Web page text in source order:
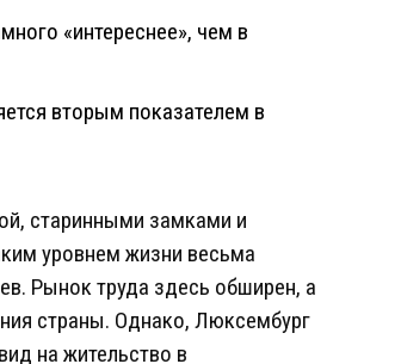
«интереснее», чем в
вторым показателем в
старинными замками и
уровнем жизни весьма
Рынок труда здесь обширен, а
страны. Однако, Люксембург
на жительство в